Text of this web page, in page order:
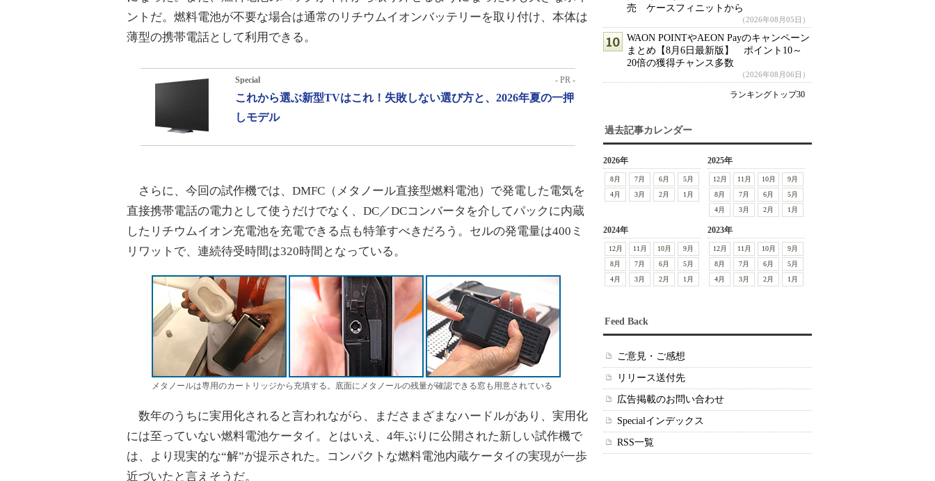
ントだ。燃料電池が不要な場合は通常のリチウムイオンバッテリーを取り付け、本体は
薄型の携帯電話として利用できる。
Special - PR -
これから選ぶ新型TVはこれ！失敗しない選び方と、2026年夏の一押
しモデル
さらに、今回の試作機では、DMFC（メタノール直接型燃料電池）で発電した電気を
直接携帯電話の電力として使うだけでなく、DC／DCコンバータを介してパックに内蔵
したリチウムイオン充電池を充電できる点も特筆すべきだろう。セルの発電量は400ミ
リワットで、連続待受時間は320時間となっている。
メタノールは専用のカートリッジから充填する。底面にメタノールの残量が確認できる窓も用意されている
数年のうちに実用化されると言われながら、まださまざまなハードルがあり、実用化
には至っていない燃料電池ケータイ。とはいえ、4年ぶりに公開された新しい試作機で
は、より現実的な“解”が提示された。コンパクトな燃料電池内蔵ケータイの実現が一歩
近づいたと言えそうだ。
売 ケースフィニットから
（2026年08月05日）
WAON POINTやAEON Payのキャンペーン
まとめ【8月6日最新版】 ポイント10～
20倍の獲得チャンス多数
（2026年08月06日）
ランキングトップ30
過去記事カレンダー
2026年
8月 7月 6月
5月
4月
3月 2月 1月
2025年
12月 11月 10月
9月
8月
7月 6月
5月
4月
3月 2月 1月
2024年
12月 11月 10月
9月
8月
7月 6月
5月
4月
3月 2月 1月
2023年
12月 11月 10月
9月
8月
7月 6月
5月
4月
3月 2月 1月
Feed Back
ご意見・ご感想
リリース送付先
広告掲載のお問い合わせ
Specialインデックス
RSS一覧